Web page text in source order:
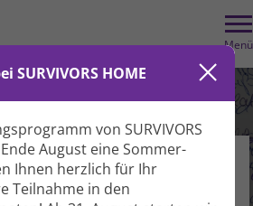
Menü
SURVIVORS HOME
von SURVIVORS
August eine Sommer­
Ihnen herzlich für Ihr
Teil­nahme in den
Hinweis